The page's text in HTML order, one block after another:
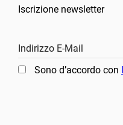
Iscrizione newsletter
Indirizzo E-Mail
Sono d’accordo con